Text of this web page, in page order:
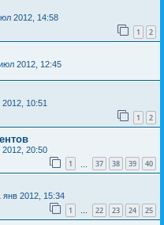
2012, 14:58
1 2
2012, 12:45
10:51
1 2
2012, 20:50
1 37 38 39 40
янв 2012, 15:34
1 … 22 23 24 25